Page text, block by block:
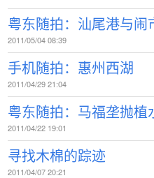
粤东随拍：汕尾港与闹
2011/05/04 08:39
手机随拍：惠州西湖
2011/04/29 21:04
粤东随拍：马福垄抛植
2011/04/22 19:01
寻找木棉的踪迹
2011/04/07 20:21